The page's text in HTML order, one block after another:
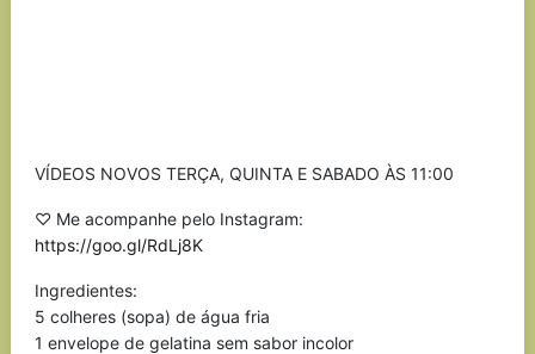
VÍDEOS NOVOS TERÇA, QUINTA E SABADO ÀS 11:00
♡ Me acompanhe pelo Instagram:
https://goo.gl/RdLj8K
Ingredientes:
5 colheres (sopa) de água fria
1 envelope de gelatina sem sabor incolor